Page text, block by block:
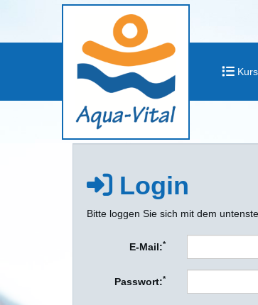
Login
Bitte loggen Sie sich mit dem
E-Mail:*
Passwort:*